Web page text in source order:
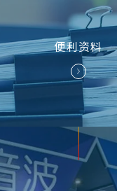
便利资料